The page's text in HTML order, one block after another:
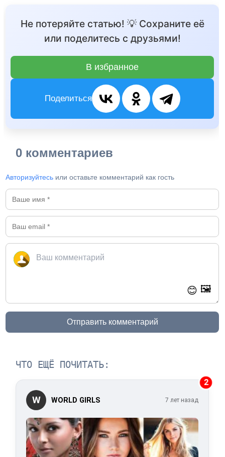
Не потеряйте статью! 💡 Сохраните её
или поделитесь с друзьями!
В избранное
Поделиться
0 комментариев
Авторизуйтесь или оставьте комментарий как гость
😊 🖼️
Отправить комментарий
ЧТО ЕЩЁ ПОЧИТАТЬ:
2
W WORLD GIRLS 7 лет назад